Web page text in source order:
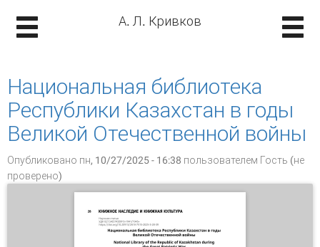
А. Л. Кривков
Национальная библиотека
Республики Казахстан в годы
Великой Отечественной войны
Опубликовано пн, 10/27/2025 - 16:38 пользователем Гость (не
проверено)